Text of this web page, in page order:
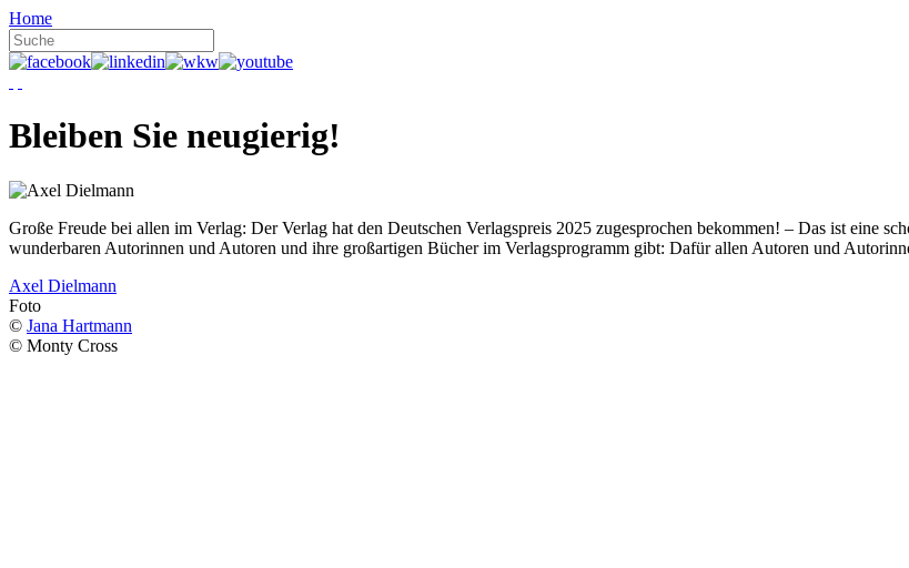
Home
Bleiben Sie neugierig!
Große Freude bei allen im Verlag: Der Verlag hat den Deutschen Verlagspreis 2025 zugesprochen bekommen! – Das ist eine
wunderbaren Autorinnen und Autoren und ihre großartigen Bücher im Verlagsprogramm gibt: Dafür allen Autoren und
Axel Dielmann
Foto
© Jana Hartmann
© Monty Cross